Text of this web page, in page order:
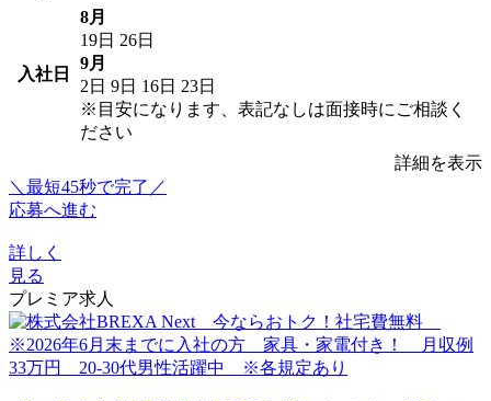
入社日
8月
19日 26日
9月
2日 9日 16日 23日
※目安になります、表記なしは面接時にご相談く
ださい
詳細を表示
＼最短45秒で完了／
応募へ進む
詳しく
見る
プレミア求人